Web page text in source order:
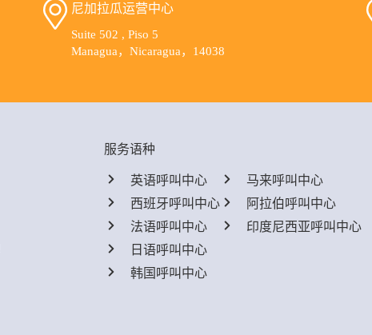
尼加拉瓜运营中心
Suite 502 , Piso 5
Managua，Nicaragua，14038
服务语种
英语呼叫中心
西班牙呼叫中心
法语呼叫中心
日语呼叫中心
韩国呼叫中心
马来呼叫中心
阿拉伯呼叫中心
印度尼西亚呼叫中心